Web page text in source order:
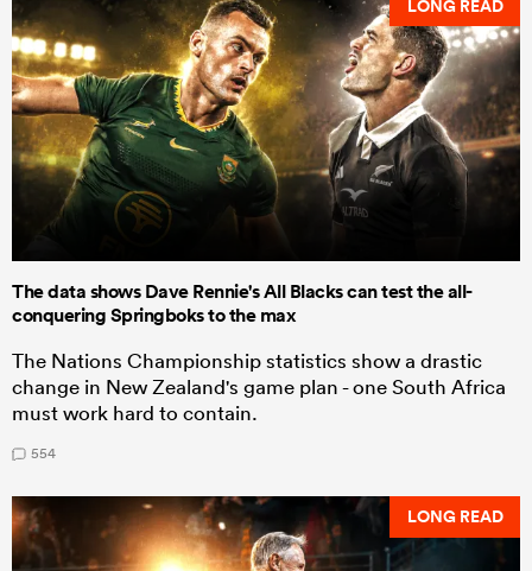
LONG READ
The data shows Dave Rennie's All Blacks can test the all-
conquering Springboks to the max
The Nations Championship statistics show a drastic
change in New Zealand's game plan - one South Africa
must work hard to contain.
554
LONG READ